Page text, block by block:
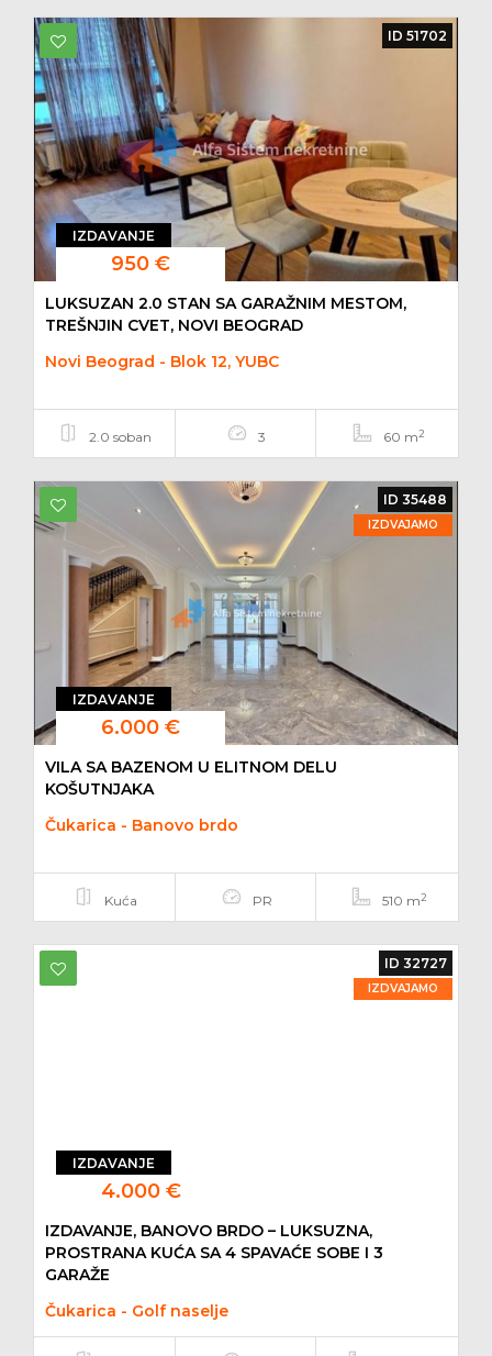
IZDAVANJE
950 €
ID 51702
LUKSUZAN 2.0 STAN SA GARAŽNIM MESTOM,
TREŠNJIN CVET, NOVI BEOGRAD
Novi Beograd - Blok 12, YUBC
2.0 soban 3 60 m2
IZDAVANJE
6.000 €
ID 35488
IZDVAJAMO
VILA SA BAZENOM U ELITNOM DELU
KOŠUTNJAKA
Čukarica - Banovo brdo
Kuća PR 510 m2
IZDAVANJE
4.000 €
ID 32727
IZDVAJAMO
IZDAVANJE, BANOVO BRDO – LUKSUZNA,
PROSTRANA KUĆA SA 4 SPAVAĆE SOBE I 3
GARAŽE
Čukarica - Golf naselje